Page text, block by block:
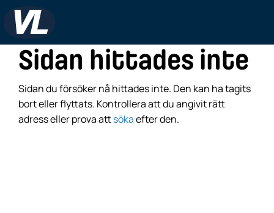
Sidan hittades inte
Sidan du försöker nå hittades inte. Den kan ha tagits
bort eller flyttats. Kontrollera att du angivit rätt
adress eller prova attsökaefter den.